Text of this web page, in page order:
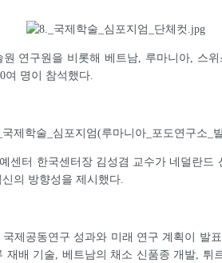
연구원을 비롯해 베트남, 루마니아, 스
여 명이 참석했다.
센터 한국센터장 김성겸 교수가 네덜란드
의 방향성을 제시했다.
제공동연구 성과와 미래 연구 계획이 발
재배 기술, 베트남의 채소 신품종 개발, 튀